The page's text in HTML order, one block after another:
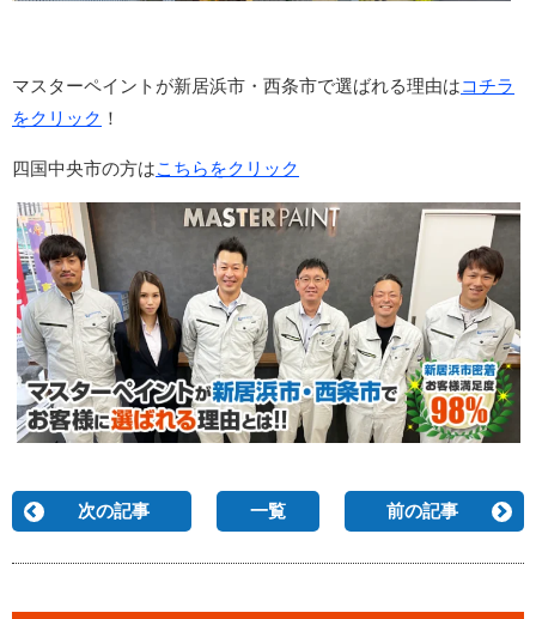
マスターペイントが新居浜市・西条市で選ばれる理由はコチラ
をクリック ！
四国中央市の方はこちらをクリック
次の記事 一覧 前の記事